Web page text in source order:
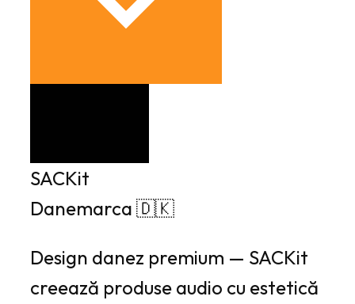
SACKit
Danemarca 🇩🇰
Design danez premium — SACKit
creează produse audio cu estetică